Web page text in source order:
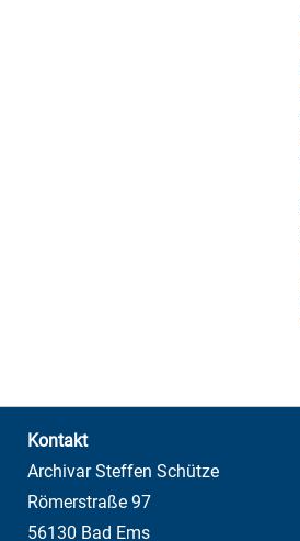
Kontakt
Archivar Steffen Schütze
Römerstraße 97
56130 Bad Ems